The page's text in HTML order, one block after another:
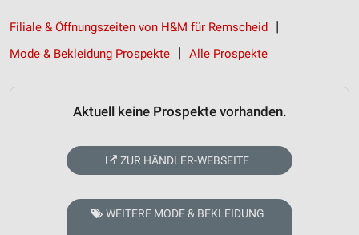
Filiale & Öffnungszeiten von H&M für Remscheid
Mode & Bekleidung Prospekte
Alle Prospekte
Aktuell keine Prospekte vorhanden.
ZUR HÄNDLER-WEBSEITE
WEITERE MODE & BEKLEIDUNG